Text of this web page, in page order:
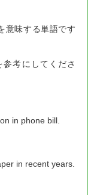
する単語です
考にしてくださ
in phone bill.
in recent years.